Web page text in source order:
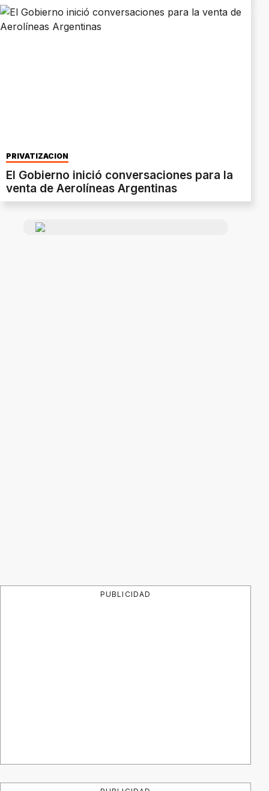
PRIVATIZACIÓN
El Gobierno inició conversaciones para la
venta de Aerolíneas Argentinas
PUBLICIDAD